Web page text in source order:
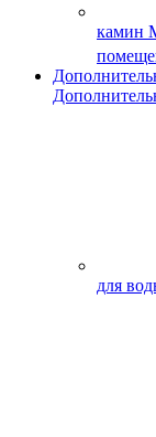
камин
для